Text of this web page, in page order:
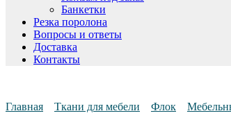
Банкетки
Резка поролона
Вопросы и ответы
Доставка
Контакты
Главная Ткани для мебели Флок